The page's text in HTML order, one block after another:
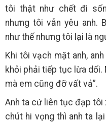
tôi thật như chết đi
nhưng tôi vẫn yêu anh.
như thế nhưng tôi lại là
Khi tôi vạch mặt anh,
khỏi phải tiếp tục lừa
mà em cũng đỡ vất vả”.
Anh ta cứ liên tục đạp
chút hi vọng thì anh ta